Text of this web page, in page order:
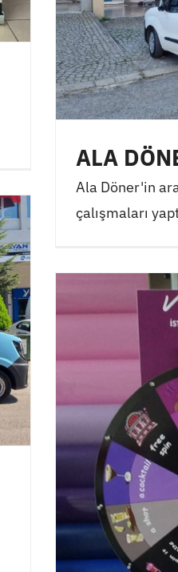
ALA
Ala Döner'in
çalışmaları